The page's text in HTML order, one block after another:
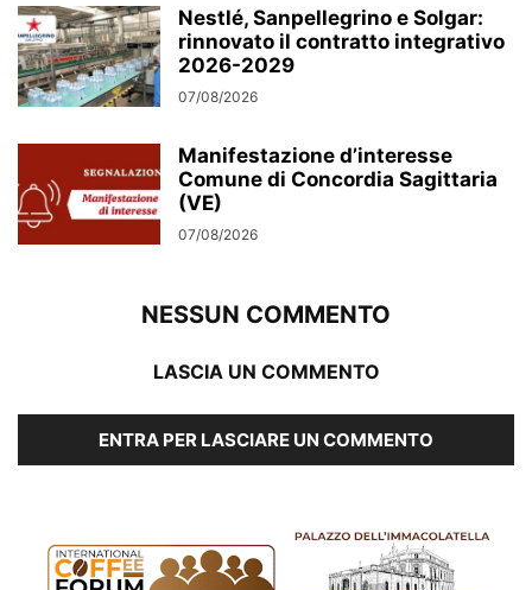
Nestlé, Sanpellegrino e Solgar:
rinnovato il contratto integrativo
2026-2029
07/08/2026
Manifestazione d’interesse
Comune di Concordia Sagittaria
(VE)
07/08/2026
NESSUN COMMENTO
LASCIA UN COMMENTO
ENTRA PER LASCIARE UN COMMENTO